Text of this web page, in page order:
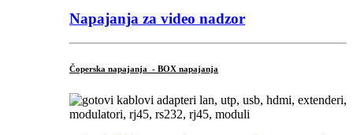
Napajanja za video nadzor
Čoperska napajanja - BOX napajanja